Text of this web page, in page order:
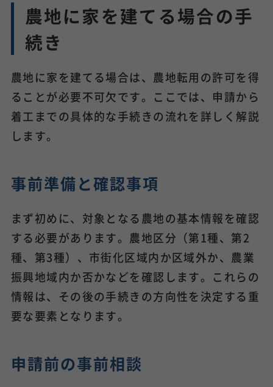
農地に家を建てる場合の手
続き
農地に家を建てる場合は、農地転用の許可を得
ることが必要不可欠です。ここでは、申請から
着工までの具体的な手続きの流れを詳しく解説
します。
事前準備と確認事項
まず初めに、対象となる農地の基本情報を確認
する必要があります。農地区分（第1種、第2
種、第3種）、市街化区域内か区域外か、農業
振興地域内か否かなどを確認します。これらの
情報は、その後の手続きの方向性を決定する重
要な要素となります。
申請前の事前相談